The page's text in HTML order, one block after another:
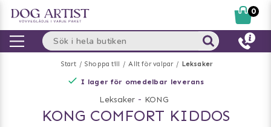
Start Shoppa till Allt för valpar Leksaker
I lager för omedelbar leverans
Leksaker - KONG
KONG COMFORT KIDDOS
0